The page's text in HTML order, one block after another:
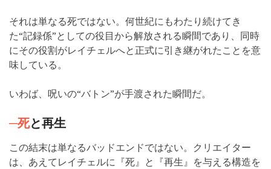
それは単なる死ではない。何世紀にもわたり続けてき
た“記録係”としての役目から解放される瞬間であり、同時
にその役割がレイチェルへと正式に引き継がれたことを意
味している。
いわば、呪いの“バトン”が手渡された瞬間だ。
─死と再生
この結末は単なるバッドエンドではない。クリエイター
は、あえてレイチェルに『死』と『再生』を与える構造を